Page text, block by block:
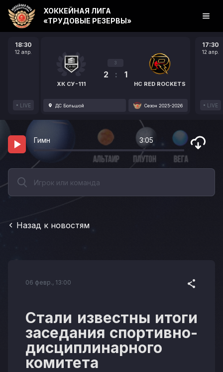
18:30
12 апр.
LIVE
ХК СУ-111
3
2 : 1
HC RED ROCKETS
ДС Большой Сезон 2025-2026
17:30
12 апр.
LIVE
ХОККЕЙНАЯ ЛИГА
«ТРУДОВЫЕ РЕЗЕРВЫ»
Гимн 3:05
Назад к новостям
06 февр., 13:00
Стали известны итоги
заседания спортивно-
дисциплинарного
комитета